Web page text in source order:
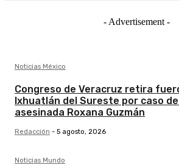
- Advertisement -
Noticias México
Congreso de Veracruz retira
Ixhuatlán del Sureste por caso
asesinada Roxana Guzmán
Redacción - 5 agosto, 2026
Noticias Mundo